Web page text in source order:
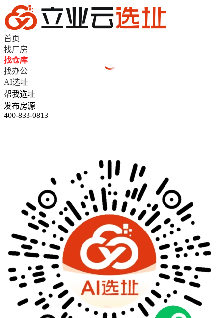
首页
找厂房
找仓库
找办公
AI选址
帮我选址
发布房源
400-833-0813